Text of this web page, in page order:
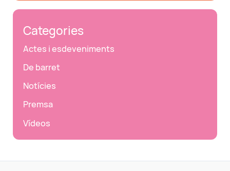
Categories
Actes i esdeveniments
De barret
Notícies
Premsa
Vídeos